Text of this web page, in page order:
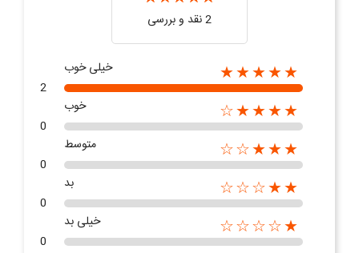
2 نقد و بررسی‌‌
★★★★★
خیلی خوب
2
★★★★☆
خوب
0
★★★☆☆
متوسط
0
★★☆☆☆
بد
0
★☆☆☆☆
خیلی بد
0